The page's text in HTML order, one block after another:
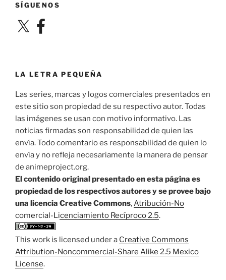
SÍGUENOS
X Facebook
LA LETRA PEQUEÑA
Las series, marcas y logos comerciales presentados en
este sitio son propiedad de su respectivo autor. Todas
las imágenes se usan con motivo informativo. Las
noticias firmadas son responsabilidad de quien las
envía. Todo comentario es responsabilidad de quien lo
envía y no refleja necesariamente la manera de pensar
de animeproject.org.
El contenido original presentado en esta página es
propiedad de los respectivos autores y se provee bajo
una licencia Creative Commons,Atribución-No
comercial-Licenciamiento Recíproco 2.5.
This work is licensed under a Creative Commons
Attribution-Noncommercial-Share Alike 2.5 Mexico
License.